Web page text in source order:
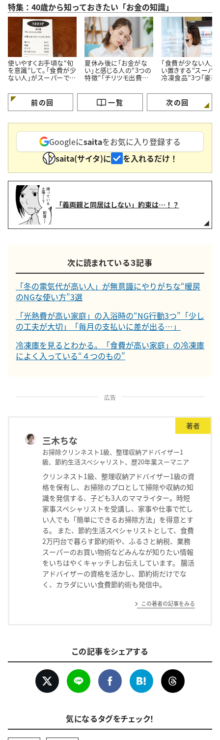
特集：40歳から知っておきたい「お金の知識」
使いやすくお手頃な“旬
を意識”して。「食費が少
ない人」がスーパーでよ
夏休み後に「お金がな
い」と感じる人の“3つの
特徴”「チリツモ出費に
「食費が少ない人」
い置きする“スーパ
冷凍食品”3つ「豪華
る」
前の回 一覧 次の回
Googleにsaitaをお気に入り登録する
saita(サイタ)に
を入れるだけ！
「義両親と同居はしない」約束は…！？
次に読まれている３記事
「冬の電気代が高い人」が無意識にやりがちな“暖房
のNGな使い方”3選
「光熱費が高い家庭」の入浴時の“NG行動3つ”「少し
の工夫が大切」「毎月の支払いに差が出る…」
冷凍庫を見るとわかる。「食費が高い家庭」の冷凍庫
によく入っている“４つのもの”
広告
著者
三木ちな
お掃除クリンネスト1級、整理収納アドバイザー1
級、節約生活スペシャリスト、歴20年業スーマニア
クリンネスト1級、整理収納アドバイザー1級の資
格を保有し、お掃除のプロとして掃除や収納の知
識を発信する、子ども3人のママライター。時短
家事スペシャリストを受講し、家事や仕事で忙し
い人でも「簡単にできるお掃除方法」を得意とす
る。 また、節約生活スペシャリストとして、食費
2万円台で暮らす節約術や、ふるさと納税、業務
スーパーのお買い物術などみんなが知りたい情報
をいちはやくキャッチしお伝えしています。 腸活
アドバイザーの資格を活かし、節約術だけでな
く、カラダにいい食費節約術も発信中。
この著者の記事をみる
この記事をシェアする
気になるタグをチェック！